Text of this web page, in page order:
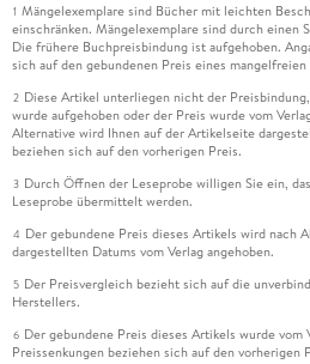
1 Mängelexemplare sind Bücher mit leichten
einschränken. Mängelexemplare sind durch einen
Die frühere Buchpreisbindung ist aufgehoben.
sich auf den gebundenen Preis eines mangelfreien
2 Diese Artikel unterliegen nicht der
wurde aufgehoben oder der Preis wurde vom
Alternative wird Ihnen auf der Artikelseite
beziehen sich auf den vorherigen Preis.
3 Durch Öffnen der Leseprobe willigen Sie ein,
Leseprobe übermittelt werden.
4 Der gebundene Preis dieses Artikels wird nach
dargestellten Datums vom Verlag angehoben.
5 Der Preisvergleich bezieht sich auf die
Herstellers.
6 Der gebundene Preis dieses Artikels wurde vom
Preissenkungen beziehen sich auf den vorherigen